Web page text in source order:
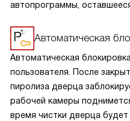
автопрограммы,
Автоматическая
Автоматическая
пользователя. После
пиролиза дверца
рабочей камеры
время чистки дверца будет